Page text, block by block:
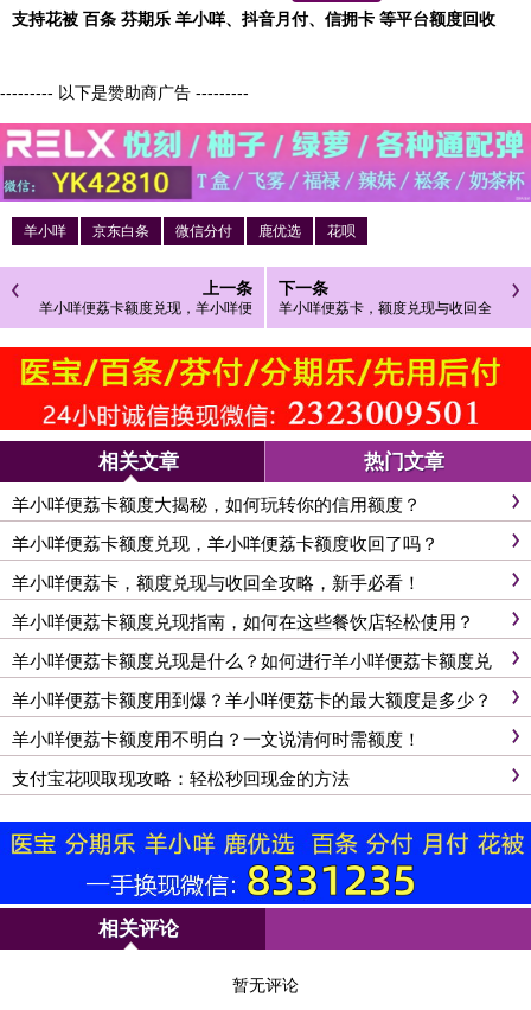
支持花被 百条 芬期乐 羊小咩、抖音月付、信拥卡 等平台额度回收
--------- 以下是赞助商广告 ---------
羊小咩 京东白条 微信分付 鹿优选 花呗
上一条
羊小咩便荔卡额度兑现，羊小咩便
荔卡额度收回了吗？
下一条
羊小咩便荔卡，额度兑现与收回全
攻略，新手必看！
相关文章 热门文章
羊小咩便荔卡额度大揭秘，如何玩转你的信用额度？
羊小咩便荔卡额度兑现，羊小咩便荔卡额度收回了吗？
羊小咩便荔卡，额度兑现与收回全攻略，新手必看！
羊小咩便荔卡额度兑现指南，如何在这些餐饮店轻松使用？
羊小咩便荔卡额度兑现是什么？如何进行羊小咩便荔卡额度兑
现？
羊小咩便荔卡额度用到爆？羊小咩便荔卡的最大额度是多少？
羊小咩便荔卡额度用不明白？一文说清何时需额度！
支付宝花呗取现攻略：轻松秒回现金的方法
相关评论
暂无评论